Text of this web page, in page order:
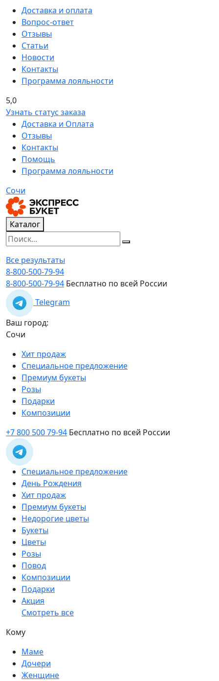
Доставка и оплата
Вопрос-ответ
Отзывы
Статьи
Новости
Контакты
Программа лояльности
5,0
Узнать статус заказа
Доставка и Оплата
Отзывы
Контакты
Помощь
Программа лояльности
Сочи
Каталог
Все результаты
8-800-500-79-94
8-800-500-79-94 Бесплатно по всей России
Telegram
Ваш город:
Сочи
Хит продаж
Специальное предложение
Премиум букеты
Розы
Подарки
Композиции
+7 800 500 79-94 Бесплатно по всей России
Специальное предложение
День Рождения
Хит продаж
Премиум букеты
Недорогие цветы
Букеты
Цветы
Розы
Повод
Композиции
Подарки
Акция
Смотреть все
Кому
Маме
Дочери
Женщине